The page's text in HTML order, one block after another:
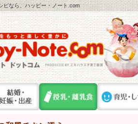
ピなら、ハッピー・ノート.com